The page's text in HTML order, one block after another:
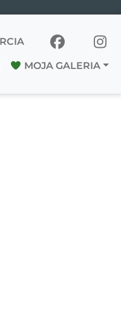
MOJA GALERIA